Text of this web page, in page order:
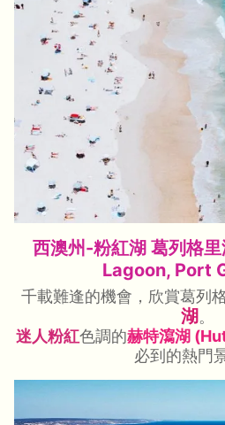
西澳州-粉紅湖 葛列格
Lagoon, Port
千載難逢的機會，欣賞葛列
湖。
迷人粉紅色調的赫特瀉湖
必到的熱門